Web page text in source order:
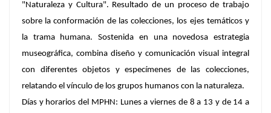
"Naturaleza y Cultura". Resultado de un proceso de trabajo
sobre la conformación de las colecciones, los ejes temáticos y
la trama humana. Sostenida en una novedosa estrategia
museográfica, combina diseño y comunicación visual integral
con diferentes objetos y especímenes de las colecciones,
relatando el vínculo de los grupos humanos con la naturaleza.
Días y horarios del MPHN: Lunes a viernes de 8 a 13 y de 14 a